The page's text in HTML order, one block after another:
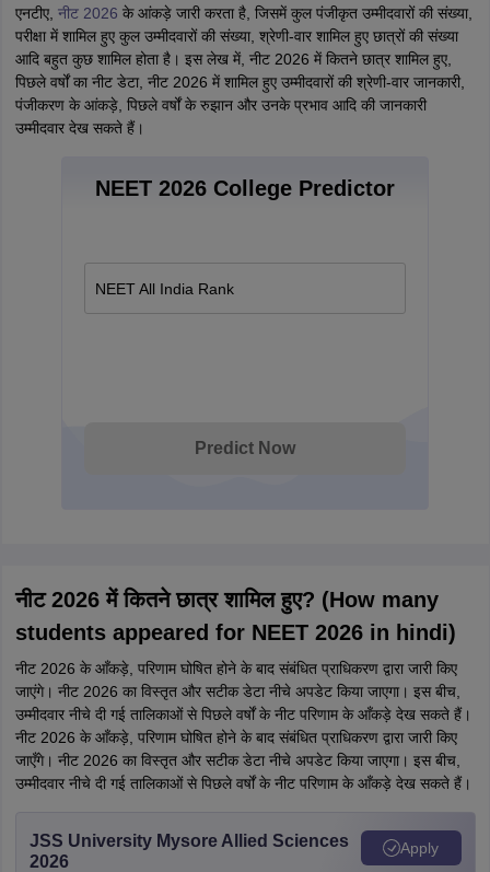
एनटीए, नीट 2026 के आंकड़े जारी करता है, जिसमें कुल पंजीकृत उम्मीदवारों की संख्या,
परीक्षा में शामिल हुए कुल उम्मीदवारों की संख्या, श्रेणी-वार शामिल हुए छात्रों की संख्या
आदि बहुत कुछ शामिल होता है। इस लेख में, नीट 2026 में कितने छात्र शामिल हुए,
पिछले वर्षों का नीट डेटा, नीट 2026 में शामिल हुए उम्मीदवारों की श्रेणी-वार जानकारी,
पंजीकरण के आंकड़े, पिछले वर्षों के रुझान और उनके प्रभाव आदि की जानकारी
उम्मीदवार देख सकते हैं।
NEET 2026 College Predictor
NEET All India Rank
Predict Now
नीट 2026 में कितने छात्र शामिल हुए? (How many
students appeared for NEET 2026 in hindi)
नीट 2026 के आँकड़े, परिणाम घोषित होने के बाद संबंधित प्राधिकरण द्वारा जारी किए
जाएंगे। नीट 2026 का विस्तृत और सटीक डेटा नीचे अपडेट किया जाएगा। इस बीच,
उम्मीदवार नीचे दी गई तालिकाओं से पिछले वर्षों के नीट परिणाम के आँकड़े देख सकते हैं।
नीट 2026 के आँकड़े, परिणाम घोषित होने के बाद संबंधित प्राधिकरण द्वारा जारी किए
जाएँगे। नीट 2026 का विस्तृत और सटीक डेटा नीचे अपडेट किया जाएगा। इस बीच,
उम्मीदवार नीचे दी गई तालिकाओं से पिछले वर्षों के नीट परिणाम के आँकड़े देख सकते हैं।
JSS University Mysore Allied Sciences
2026
Apply